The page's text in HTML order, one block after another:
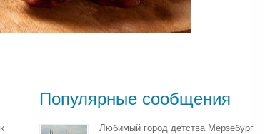
Популярные сообщения
Любимый город детства Мерзебург